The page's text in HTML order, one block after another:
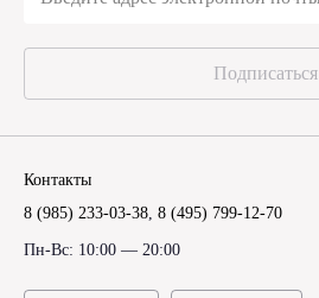
Подписаться
Контакты
8 (985) 233-03-38, 8 (495) 799-12-70
Пн-Вс: 10:00 — 20:00